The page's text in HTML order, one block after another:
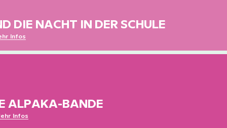
DIE NACHT IN DER SCHULE
Infos
ALPAKA-BANDE
Infos